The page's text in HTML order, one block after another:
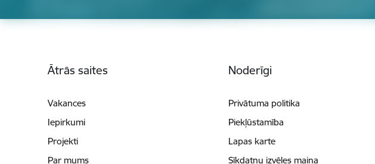
Ātrās saites
Vakances
Iepirkumi
Projekti
Par mums
Noderīgi
Privātuma politika
Piekļūstamība
Lapas karte
Sīkdatņu izvēles maiņa